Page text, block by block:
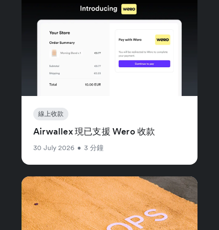
線上收款
Airwallex 現已支援 Wero 收款
30 July 2026 • 3 分鐘